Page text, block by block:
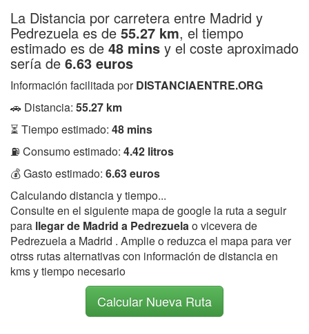
La Distancia por carretera entre Madrid y
Pedrezuela es de 55.27 km, el tiempo
estimado es de 48 mins y el coste aproximado
sería de 6.63 euros
Información facilitada porDISTANCIAENTRE.ORG
🚗 Distancia: 55.27 km
⏳ Tiempo estimado: 48 mins
⛽ Consumo estimado: 4.42 litros
💰 Gasto estimado: 6.63 euros
Calculando distancia y tiempo...
Consulte en el siguiente mapa de google la ruta a seguir
para llegar de Madrid a Pedrezuelao vicevera de
Pedrezuela a Madrid . Amplie o reduzca el mapa para ver
otrss rutas alternativas con información de distancia en
kms y tiempo necesario
Calcular Nueva Ruta